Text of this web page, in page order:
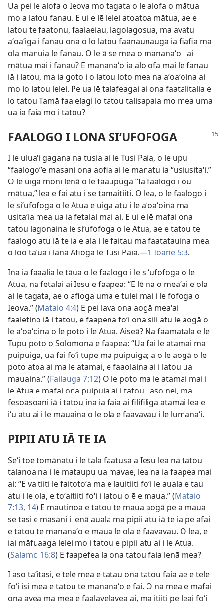
Ua pei le alofa o Ieova mo tagata o le alofa o mātua
mo a latou fanau. E ui e lē lelei atoatoa mātua, ae e
latou te faatonu, faalaeiau, lagolagosua, ma avatu
aʻoaʻiga i fanau ona o lo latou faanaunauga ia fiafia ma
ola manuia le fanau. O le ā se mea o mananaʻo i ai
mātua mai i fanau? E mananaʻo ia alolofa mai le fanau
iā i latou, ma ia goto i o latou loto mea na aʻoaʻoina ai
mo lo latou lelei. Pe ua lē talafeagai ai ona faatalitalia e
lo tatou Tamā faalelagi lo tatou talisapaia mo mea uma
ua ia faia mo i tatou?
FAALOGO I LONA SIʻUFOFOGA
I le uluaʻi gagana na tusia ai le Tusi Paia, o le upu
“faalogo”e masani ona aofia ai le manatu ia “usiusitaʻi.”
O le uiga moni lenā o le faaupuga “Ia faalogo i ou
mātua,” lea e fai atu i se tamaitiiti. O lea, o le faalogo i
le siʻufofoga o le Atua e uiga atu i le aʻoaʻoina ma
usitaʻia mea ua ia fetalai mai ai. E ui e lē mafai ona
tatou lagonaina le siʻufofoga o le Atua, ae e tatou te
faalogo atu iā te ia e ala i le faitau ma faatatauina mea
o loo taʻua i lana Afioga le Tusi Paia.​—1 Ioane 5:3.
Ina ia faaalia le tāua o le faalogo i le siʻufofoga o le
Atua, na fetalai ai Iesu e faapea: “E lē na o meaʻai e ola
ai le tagata, ae o afioga uma e tulei mai i le fofoga o
Ieova.” (Mataio 4:4) E pei lava ona aogā meaʻai
faaletino iā i tatou, e faapena foʻi ona sili atu le aogā o
le aʻoaʻoina o le poto i le Atua. Aiseā? Na faamatala e le
Tupu poto o Solomona e faapea: “Ua fai le atamai ma
puipuiga, ua fai foʻi tupe ma puipuiga; a o le aogā o le
poto atoa ai ma le atamai, e faaolaina ai i latou ua
mauaina.” (Failauga 7:12) O le poto ma le atamai mai i
le Atua e mafai ona puipuia ai i tatou i aso nei, ma
fesoasoani iā i tatou ina ia faia ai filifiliga atamai lea e
iʻu atu ai i le mauaina o le ola e faavavau i le lumanaʻi.
PIPII ATU IĀ TE IA
Seʻi toe tomānatu i le tala faatusa a Iesu lea na tatou
talanoaina i le mataupu ua mavae, lea na ia faapea mai
ai: “E vaitiiti le faitotoʻa ma e lauitiiti foʻi le auala e tau
atu i le ola, e toʻaitiiti foʻi i latou o ē e maua.” (Mataio
7:13, 14) E mautinoa e tatou te maua aogā pe a maua
se tasi e masani i lenā auala ma pipii atu iā te ia pe afai
e tatou te mananaʻo e maua le ola e faavavau. O lea, e
iai māfuaaga lelei mo i tatou e pipii atu ai i le Atua.
(Salamo 16:8) E faapefea la ona tatou faia lenā mea?
I aso taʻitasi, e tele mea e tatau ona tatou faia ae e tele
foʻi isi mea e tatou te mananaʻo e fai. O na mea e mafai
ona avea ma mea e faalavelavea ai, ma itiiti pe leai foʻi